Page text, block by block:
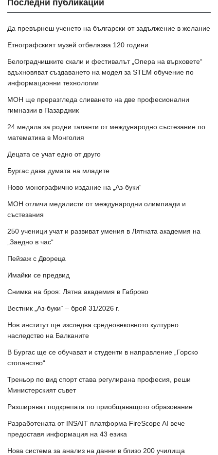
Последни публикации
Да превърнеш ученето на български от задължение в желание
Етнографският музей отбелязва 120 години
Белоградчишките скали и фестивалът „Опера на върховете“
вдъхновяват създаването на модел за STEM обучение по
информационни технологии
МОН ще преразгледа сливането на две професионални
гимназии в Пазарджик
24 медала за родни таланти от международно състезание по
математика в Монголия
Децата се учат едно от друго
Бургас дава думата на младите
Ново монографично издание на „Аз-буки“
МОН отличи медалисти от международни олимпиади и
състезания
250 ученици учат и развиват умения в Лятната академия на
„Заедно в час“
Пейзаж с Двореца
Имайки се предвид
Снимка на броя: Лятна академия в Габрово
Вестник „Аз-буки“ – брой 31/2026 г.
Нов институт ще изследва средновековното културно
наследство на Балканите
В Бургас ще се обучават и студенти в направление „Горско
стопанство“
Треньор по вид спорт става регулирана професия, реши
Министерският съвет
Разширяват подкрепата по приобщаващото образование
Разработената от INSAIT платформа FireScope AI вече
предоставя информация на 43 езика
Нова система за анализ на данни в близо 200 училища